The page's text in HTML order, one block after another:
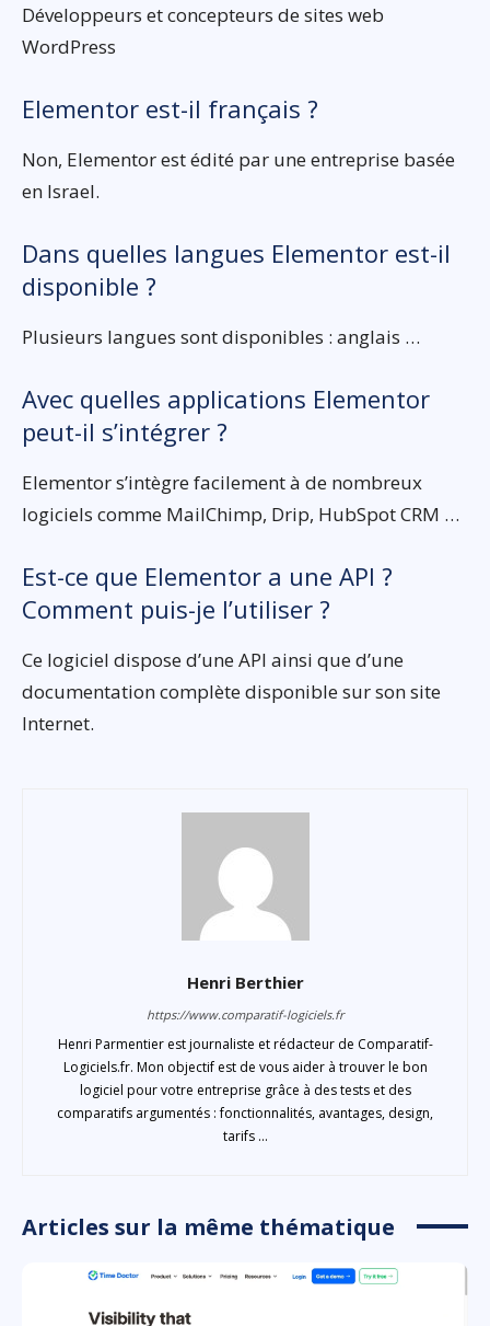
Développeurs et concepteurs de sites web
WordPress
Elementor est-il français ?
Non, Elementor est édité par une entreprise basée
en Israel.
Dans quelles langues Elementor est-il
disponible ?
Plusieurs langues sont disponibles : anglais …
Avec quelles applications Elementor
peut-il s’intégrer ?
Elementor s’intègre facilement à de nombreux
logiciels comme MailChimp, Drip, HubSpot CRM …
Est-ce que Elementor a une API ?
Comment puis-je l’utiliser ?
Ce logiciel dispose d’une API ainsi que d’une
documentation complète disponible sur son site
Internet.
Henri Berthier
https://www.comparatif-logiciels.fr
Henri Parmentier est journaliste et rédacteur de Comparatif-
Logiciels.fr. Mon objectif est de vous aider à trouver le bon
logiciel pour votre entreprise grâce à des tests et des
comparatifs argumentés : fonctionnalités, avantages, design,
tarifs ...
Articles sur la même thématique